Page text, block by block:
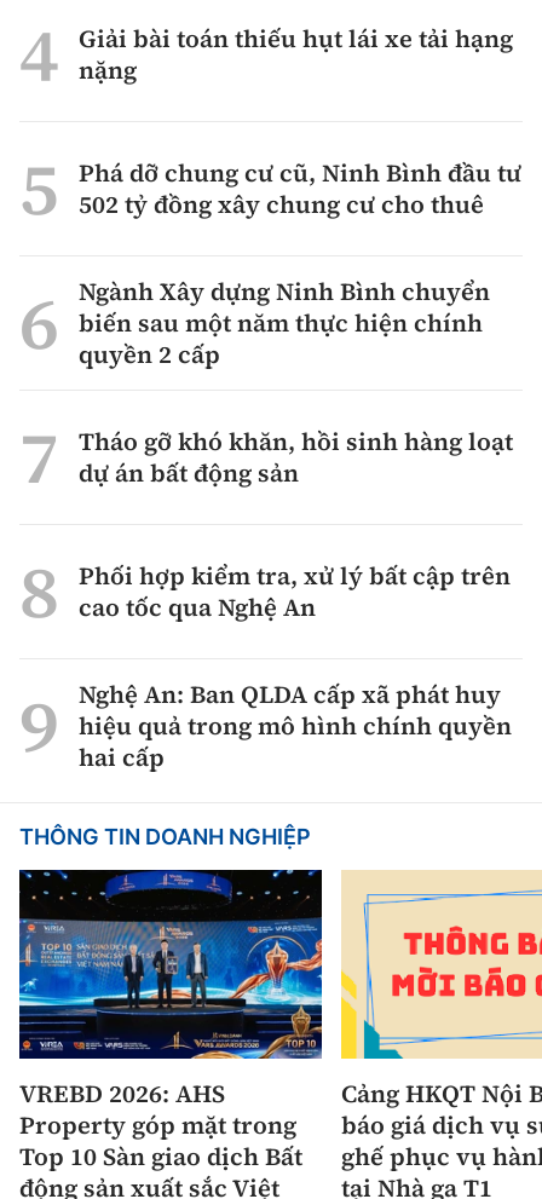
Giải bài toán thiếu hụt lái xe tải hạng
nặng
Phá dỡ chung cư cũ, Ninh Bình đầu tư
502 tỷ đồng xây chung cư cho thuê
Ngành Xây dựng Ninh Bình chuyển
biến sau một năm thực hiện chính
quyền 2 cấp
Tháo gỡ khó khăn, hồi sinh hàng loạt
dự án bất động sản
Phối hợp kiểm tra, xử lý bất cập trên
cao tốc qua Nghệ An
Nghệ An: Ban QLDA cấp xã phát huy
hiệu quả trong mô hình chính quyền
hai cấp
THÔNG TIN DOANH NGHIỆP
VREBD 2026: AHS
Property góp mặt trong
Top 10 Sàn giao dịch Bất
động sản xuất sắc Việt
Cảng HKQT Nội
báo giá dịch vụ
ghế phục vụ
tại Nhà ga T1